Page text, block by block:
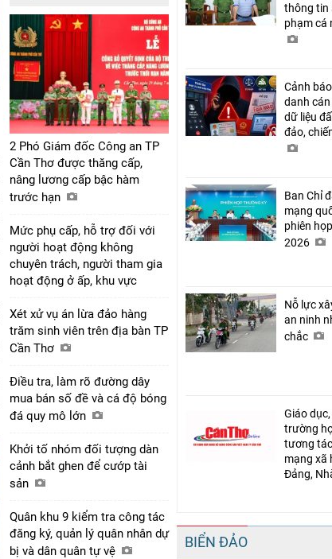
2 Phó Giám đốc Công an TP
Cần Thơ được thăng cấp,
nâng lương cấp bậc hàm
trước hạn
Mức phụ cấp, hỗ trợ đối với
người hoạt động không
chuyên trách, người tham gia
hoạt động ở ấp, khu vực
Xét xử vụ án lừa đảo hàng
trăm sinh viên trên địa bàn TP
Cần Thơ
Điều tra, làm rõ đường dây
mua bán số đề và cá độ bóng
đá quy mô lớn
Khởi tố nhóm đối tượng dàn
cảnh bắt ghen để cướp tài
sản
Quân khu 9 kiểm tra công tác
đăng ký, quản lý quân nhân dự
bị và dân quân tự vệ
thông tin
phạm cá
Cảnh
danh
dữ liệu
đảo,
Ban Chỉ
mạng
phiên
2026
Nỗ lực
an ninh
chắc
Giáo
trường
tương
mạng xã
Đảng,
BIỂN ĐẢO